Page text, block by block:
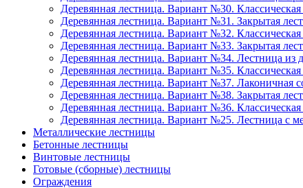
Деревянная лестница. Вариант №30.
Деревянная лестница. Вариант №31. Закрытая
Деревянная лестница. Вариант №32.
Деревянная лестница. Вариант №33. Закрытая
Деревянная лестница. Вариант №34. Лестница из
Деревянная лестница. Вариант №35.
Деревянная лестница. Вариант №37. Лаконичная
Деревянная лестница. Вариант №38. Закрытая
Деревянная лестница. Вариант №36.
Деревянная лестница. Вариант №25. Лестница с
Металлические лестницы
Бетонные лестницы
Винтовые лестницы
Готовые (сборные) лестницы
Ограждения